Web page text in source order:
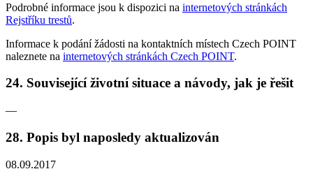
Podrobné informace jsou k dispozici na internetových stránkách
Rejstříku trestů.
Informace k podání žádosti na kontaktních místech Czech POINT
naleznete na internetových stránkách Czech POINT.
24. Související životní situace a návody, jak je řešit
—
28. Popis byl naposledy aktualizován
08.09.2017